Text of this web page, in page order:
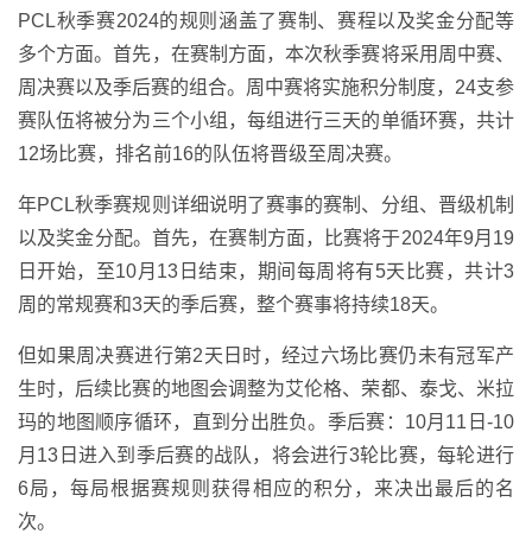
PCL秋季赛2024的规则涵盖了赛制、赛程以及奖金分配等
多个方面。首先，在赛制方面，本次秋季赛将采用周中赛、
周决赛以及季后赛的组合。周中赛将实施积分制度，24支参
赛队伍将被分为三个小组，每组进行三天的单循环赛，共计
12场比赛，排名前16的队伍将晋级至周决赛。
年PCL秋季赛规则详细说明了赛事的赛制、分组、晋级机制
以及奖金分配。首先，在赛制方面，比赛将于2024年9月19
日开始，至10月13日结束，期间每周将有5天比赛，共计3
周的常规赛和3天的季后赛，整个赛事将持续18天。
但如果周决赛进行第2天日时，经过六场比赛仍未有冠军产
生时，后续比赛的地图会调整为艾伦格、荣都、泰戈、米拉
玛的地图顺序循环，直到分出胜负。季后赛：10月11日-10
月13日进入到季后赛的战队，将会进行3轮比赛，每轮进行
6局，每局根据赛规则获得相应的积分，来决出最后的名
次。